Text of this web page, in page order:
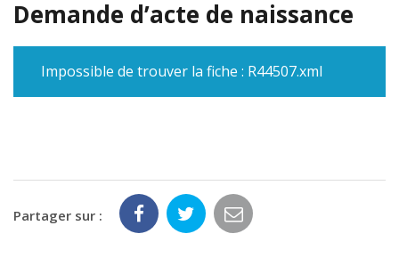
Demande d’acte de naissance
Impossible de trouver la fiche : R44507.xml
Partager sur :